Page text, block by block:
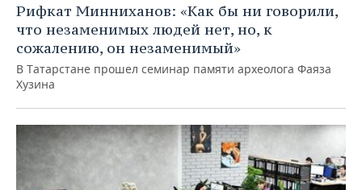
Рифкат Минниханов: «Как бы ни говорили,
что незаменимых людей нет, но, к
сожалению, он незаменимый»
В Татарстане прошел семинар памяти археолога Фаяза
Хузина